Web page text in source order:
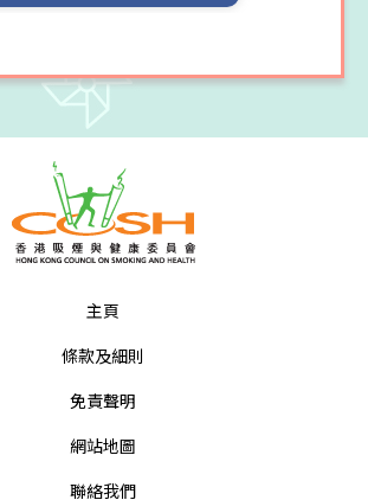
主頁
條款及細則
免責聲明
網站地圖
聯絡我們